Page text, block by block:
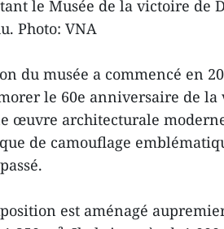
le Musée de la victoire de
Photo: VNA
du musée a commencé en
le 60e anniversaire de
œuvre architecturale
de camouflage
est aménagé